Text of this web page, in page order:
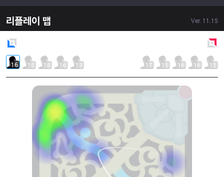
리플레이 맵 Ver. 11.15
16 15 18 16 13 17 15 16 16 12